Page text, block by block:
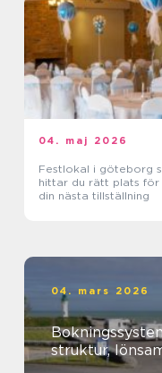
04. maj 2026
Festlokal i göteborg så
hittar du rätt plats för
din nästa tillställning
04. mars 2026
Bokningssystem
struktur,